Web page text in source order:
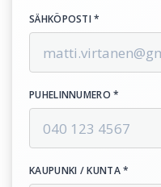
SÄHKÖPOSTI *
PUHELINNUMERO *
KAUPUNKI / KUNTA *